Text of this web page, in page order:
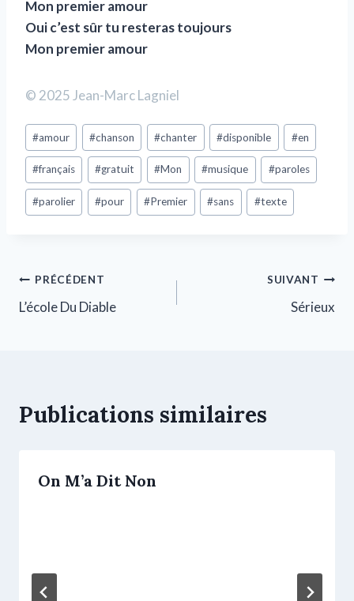
Mon premier amour
Oui c’est sûr tu resteras toujours
Mon premier amour
© 2025 Jean-Marc Lagniel
#amour #chanson #chanter #disponible #en
#français #gratuit #Mon #musique #paroles
#parolier #pour #Premier #sans #texte
PRÉCÉDENT
L’école Du Diable
SUIVANT
Sérieux
Publications similaires
On M’a Dit Non